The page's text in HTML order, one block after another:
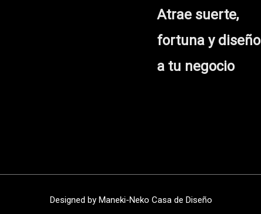
Atrae suerte,
fortuna y diseño
a tu negocio
Designed by Maneki-Neko Casa de Diseño